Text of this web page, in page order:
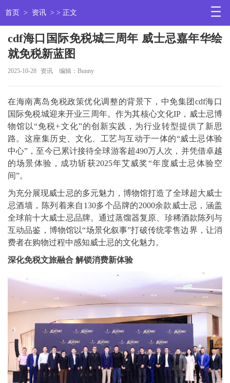
首页 > 资讯 > > 正文
cdf海口国际免税城三周年 威士忌嘉年华绘
就免税新蓝图
2025-10-28 资讯 编辑：Bunny
在海南离岛免税政策优化调整的背景下，中免集团cdf海口
国际免税城迎来开业三周年。作为其核心文化IP，威士忌博
物馆以“免税+文化”的创新实践，为行业转型提供了新思
路。这座集历史、文化、工艺与互动于一体的“威士忌体验
中心”，至今已累计接待全球游客超490万人次，并凭借卓越
的场景体验，成功斩获2025年艾威奖“年度威士忌体验空
间”。
为充分展现威士忌的多元魅力，博物馆打造了全球超大威士
忌酒墙，陈列着来自130多个品牌的2000余款威士忌，涵盖
全球前十大威士忌品牌。通过蒸馏器复原、珍稀酒款陈列与
互动品鉴，博物馆以“场景化叙事”打破传统零售边界，让消
费者在购物过程中感知威士忌的文化魅力。
深化免税文旅融合 解锁消费新体验